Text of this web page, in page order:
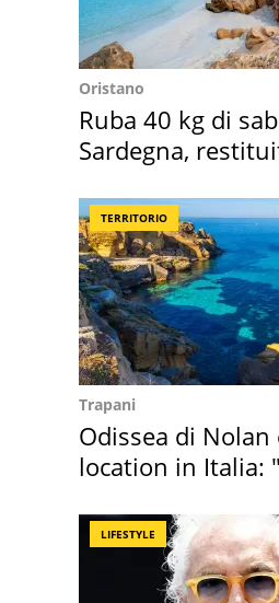
Oristano
Ruba 40 kg di
Sardegna,
TERRITORIO
Trapani
Odissea di Nolan
location in Italia:
LIFESTYLE